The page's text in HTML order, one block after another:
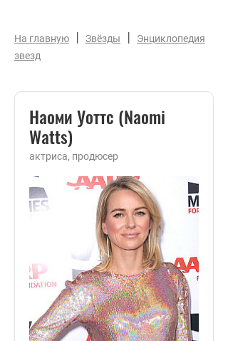
На главную | Звёзды |
Энциклопедия
звезд
Наоми Уоттс (Naomi
Watts)
актриса, продюсер